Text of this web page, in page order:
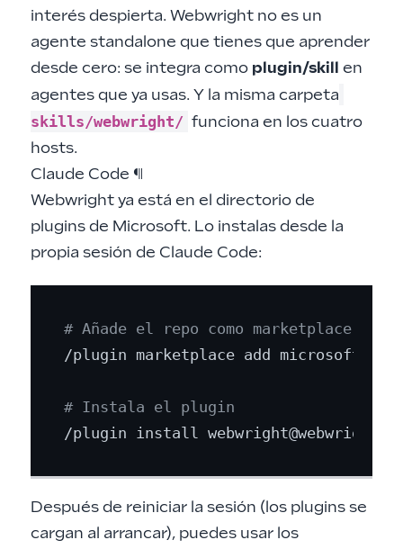
interés despierta. Webwright no es un
agente standalone que tienes que aprender
desde cero: se integra como plugin/skill en
agentes que ya usas. Y la misma carpeta
skills/webwright/ funciona en los cuatro
hosts.
Claude Code ¶
Webwright ya está en el directorio de
plugins de Microsoft. Lo instalas desde la
propia sesión de Claude Code:
# Añade el repo como marketplace de
/plugin marketplace add microsoft/
# Instala el plugin
Después de reiniciar la sesión (los plugins se
cargan al arrancar), puedes usar los